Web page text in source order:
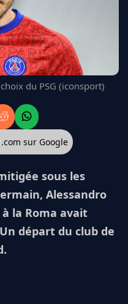
du PSG (iconsport)
sur Google
sous les
Alessandro
la Roma avait
départ du club de